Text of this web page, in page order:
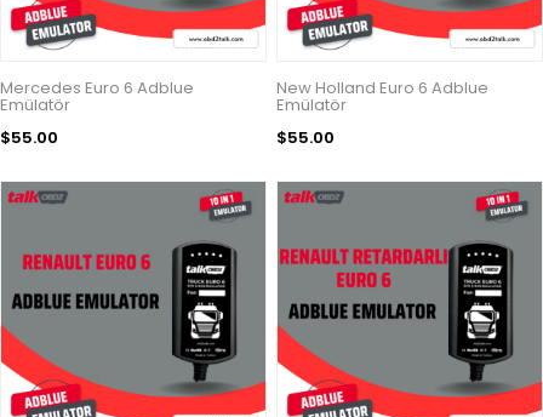
Mercedes Euro 6 Adblue
Emülatör
$55.00
New Holland Euro 6 Adblue
Emülatör
$55.00